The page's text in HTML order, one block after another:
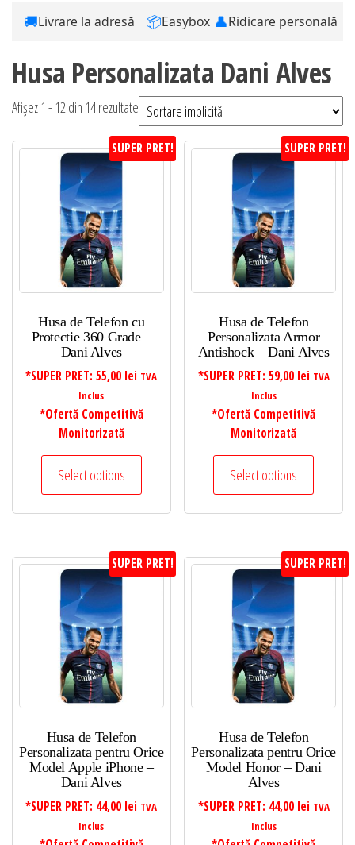
🚚Livrare la adresă 📦Easybox 👤Ridicare personală
Husa Personalizata Dani Alves
Afișez 1 - 12 din 14 rezultate
SUPER PRET!
Husa de Telefon cu
Protectie 360 Grade –
Dani Alves
*SUPER PRET:55,00 lei TVA
Inclus
*Ofertă Competitivă
Monitorizată
Select options
SUPER PRET!
Husa de Telefon
Personalizata Armor
Antishock – Dani Alves
*SUPER PRET: 59,00 lei TVA
Inclus
*Ofertă Competitivă
Monitorizată
Select options
SUPER PRET!
Husa de Telefon
Personalizata pentru Orice
Model Apple iPhone –
Dani Alves
*SUPER PRET: 44,00 lei TVA
Inclus
SUPER PRET!
Husa de Telefon
Personalizata pentru Orice
Model Honor – Dani
Alves
*SUPER PRET: 44,00 lei TVA
Inclus